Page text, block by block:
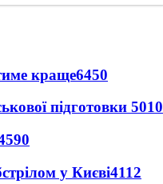
краще6450
підготовки 5010
у Києві4112